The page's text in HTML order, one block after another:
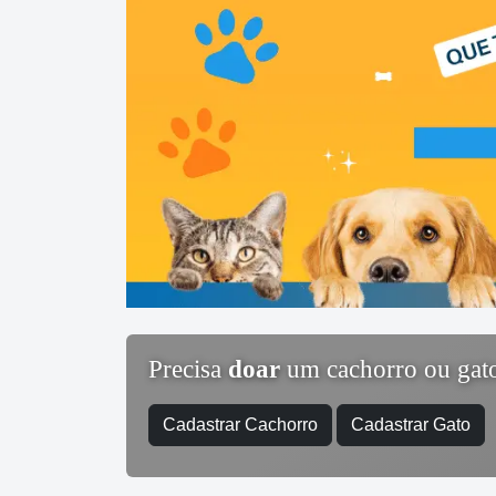
Precisa doar um cachorro ou
Cadastrar Cachorro Cadastrar Gato